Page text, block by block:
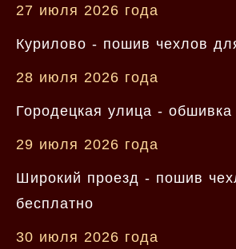
27 июля 2026 года
Курилово - пошив чехлов
28 июля 2026 года
Городецкая улица -
29 июля 2026 года
Широкий проезд - пошив
бесплатно
30 июля 2026 года